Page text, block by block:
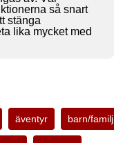
så snart
stänga
lika mycket med
äventyr barn/familj